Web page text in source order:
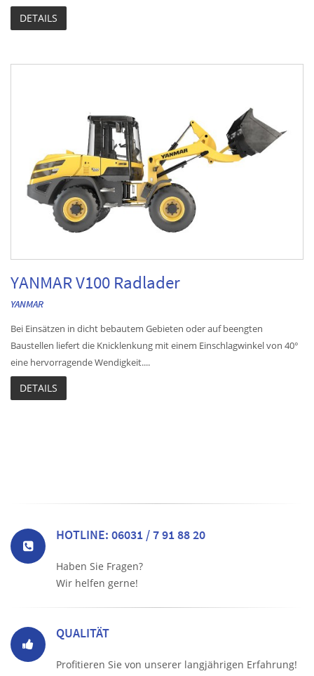
DETAILS
YANMAR V100 Radlader
YANMAR
Bei Einsätzen in dicht bebautem Gebieten oder auf beengten
Baustellen liefert die Knicklenkung mit einem Einschlagwinkel von 40°
eine hervorragende Wendigkeit....
DETAILS
HOTLINE: 06031 / 7 91 88 20
Haben Sie Fragen?
Wir helfen gerne!
QUALITÄT
Profitieren Sie von unserer langjährigen Erfahrung!